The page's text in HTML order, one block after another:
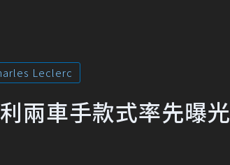
Leclerc
兩車手款式率先曝光